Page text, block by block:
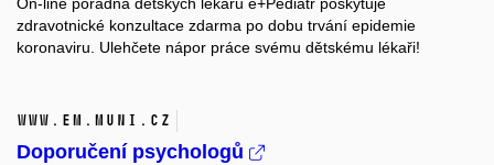
zdravotnické konzultace zdarma po dobu trvání epidemie
koronaviru. Ulehčete nápor práce svému dětskému lékaři!
www.em.muni.cz
Doporučení psychologů